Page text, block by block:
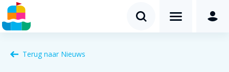
Terug naar Nieuws